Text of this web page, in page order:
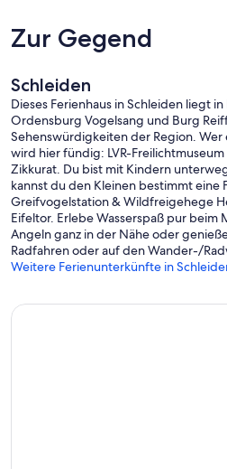
Überdachtes Carport mit 2
Zusätzlich 3 Stellplätze auf dem Hof
Lademöglichkeit für E-Autos gegen
Kameraüberwachung bei Bedarf
Rauchmelder
WLAN Internet gratis
500m2 Garten komplett umzäunt
Nichtraucherhaus
Rauchmöglichkeit (Terrasse, Balkon
Lage: Unser Haus befindet sich in
Kurortes Gemünd
Bushaltestelle 300m
Fußgängerzone Gemünd 1400m
Einkaufen Rewe und Netto im Ort
Zur Gegend
Schleiden
Dieses Ferienhaus in Schleiden liegt
Ordensburg Vogelsang und Burg
Sehenswürdigkeiten der Region.
wird hier fündig: LVR-
Zikkurat. Du bist mit Kindern
kannst du den Kleinen bestimmt eine
Greifvogelstation & Wildfreigehege
Eifeltor. Erlebe Wasserspaß pur
Angeln ganz in der Nähe oder
Radfahren oder auf den Wander-/
Weitere Ferienunterkünfte in